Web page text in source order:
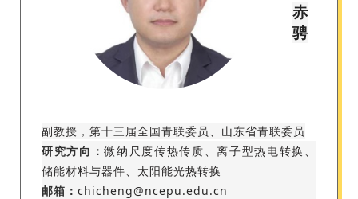
赤
骋
副教授，第十三届全国青联委员、山东省青联委员
研究方向：微纳尺度传热传质、离子型热电转换、
储能材料与器件、太阳能光热转换
邮箱： chicheng@ncepu.edu.cn